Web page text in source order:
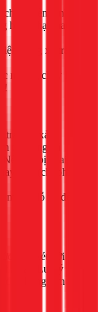
trên đỉnh
hồ để hạ phao
ống xả tràn
ngừng chảy khi
van xả.
trên ống xả
nó bị chai
mới (chi phí
miệng lỗ xả để
(nối két với
chặt lại. Lưu ý
để không làm